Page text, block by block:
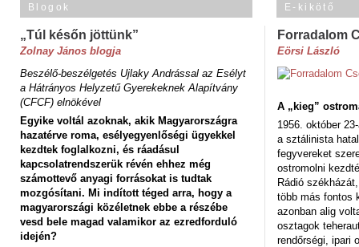
Blogok
„Túl későn jöttünk”
Zolnay János blogja
Beszélő-beszélgetés Ujlaky Andrással az Esélyt
a Hátrányos Helyzetű Gyerekeknek Alapítvány
(CFCF) elnökével
Egyike voltál azoknak, akik Magyarországra
hazatérve roma, esélyegyenlőségi ügyekkel
kezdtek foglalkozni, és ráadásul
kapcsolatrendszerük révén ehhez még
számottevő anyagi forrásokat is tudtak
mozgósítani. Mi indított téged arra, hogy a
magyarországi közéletnek ebbe a részébe
vesd bele magad valamikor az ezredforduló
idején?
E-kikötő
Forradalom
Eörsi László
A „kieg”
1956. október
a sztálinista
fegyvereket
ostromolni
Rádió
több más fontos
azonban alig
osztagok
rendőrségi, ipari